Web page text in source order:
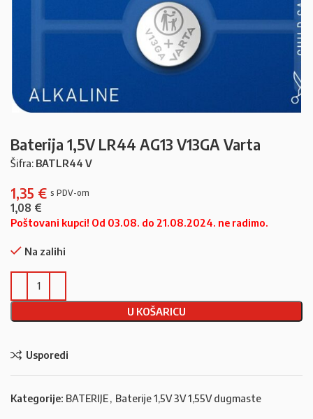
Baterija 1,5V LR44 AG13 V13GA Varta
Šifra: BATLR44 V
1,35 €
1,08 €
Poštovani kupci! Od 03.08. do 21.08.2024. ne radimo.
Na zalihi
U KOŠARICU
Usporedi
Kategorije: BATERIJE, Baterije 1,5V 3V 1,55V dugmaste